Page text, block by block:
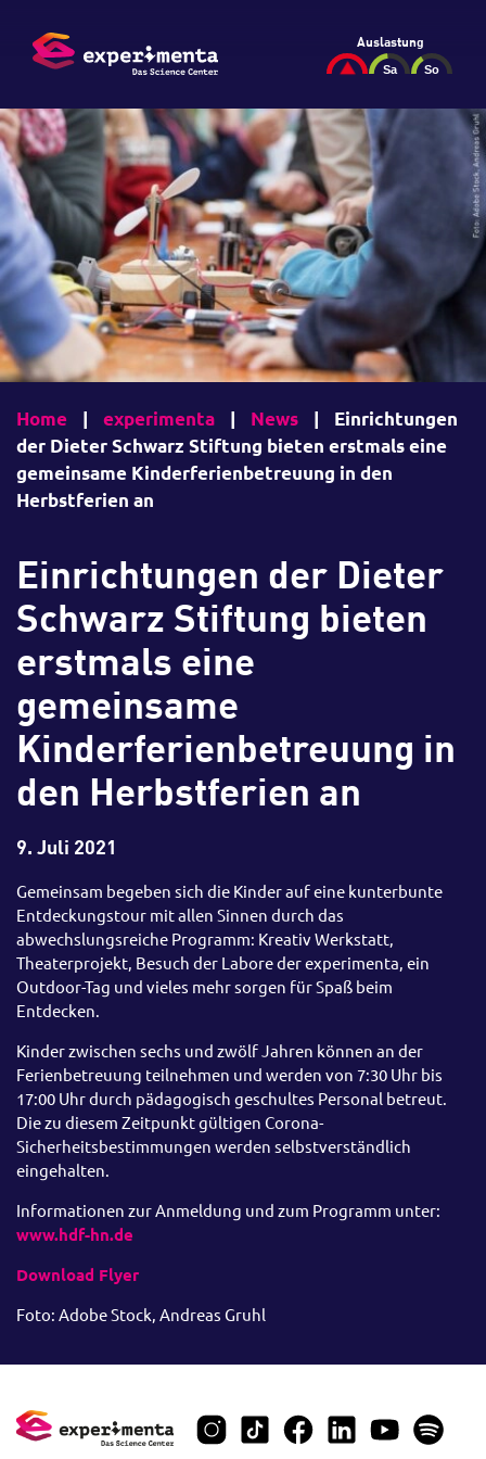
Auslastung
Home | experimenta | News |
Einrichtungen
der Dieter Schwarz Stiftung bieten erstmals eine
gemeinsame Kinderferienbetreuung in den
Herbstferien an
Einrichtungen der Dieter
Schwarz Stiftung bieten
erstmals eine
gemeinsame
Kinderferienbetreuung in
den Herbstferien an
9. Juli 2021
Gemeinsam begeben sich die Kinder auf eine kunterbunte
Entdeckungstour mit allen Sinnen durch das
abwechslungsreiche Programm: Kreativ Werkstatt,
Theaterprojekt, Besuch der Labore der experimenta, ein
Outdoor-Tag und vieles mehr sorgen für Spaß beim
Entdecken.
Kinder zwischen sechs und zwölf Jahren können an der
Ferienbetreuung teilnehmen und werden von 7:30 Uhr bis
17:00 Uhr durch pädagogisch geschultes Personal betreut.
Die zu diesem Zeitpunkt gültigen Corona-
Sicherheitsbestimmungen werden selbstverständlich
eingehalten.
Informationen zur Anmeldung und zum Programm unter:
www.hdf-hn.de
Download Flyer
Foto: Adobe Stock, Andreas Gruhl